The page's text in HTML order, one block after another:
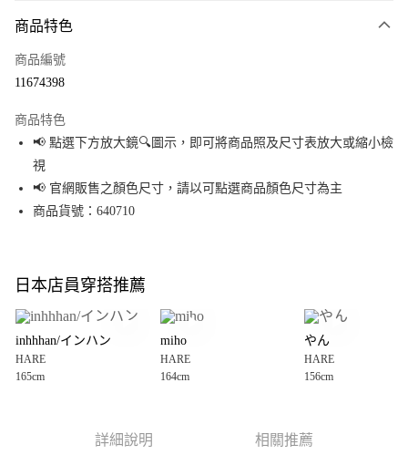
信用卡一次付款
Apple Pay
街口支付
悠遊付
全盈+PAY
大哥付你分期
【大哥付你分期使用說明】
1.本服務由台灣大哥大提供，台灣大哥大用戶可立即使用無須另外申請。
2.付款方式選擇「大哥付你分期」，訂單成立後會自動跳轉到大哥付的交易
3.實際核准額度、可分期數及費用金額請依後續交易確認頁面所載為準。
4.訂單成立30分鐘內，如未前往確認交易或遇審核未通過，訂單將自動取
AFTEE先享後付
商品特色
商品編號
11674398
商品特色
📢 點選下方放大鏡🔍圖示，即可將商品照及尺寸表放大或縮小檢
視
📢 官網販售之顏色尺寸，請以可點選商品顏色尺寸為主
商品貨號：640710
日本店員穿搭推薦
inhhhan/インハン
HARE
165cm
miho
HARE
164cm
やん
HARE
156cm
詳細說明 相關推薦